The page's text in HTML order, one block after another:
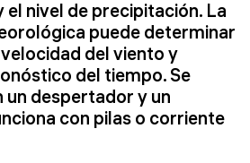
nivel de precipitación. La
puede determinar
del viento y
del tiempo. Se
despertador y un
con pilas o corriente